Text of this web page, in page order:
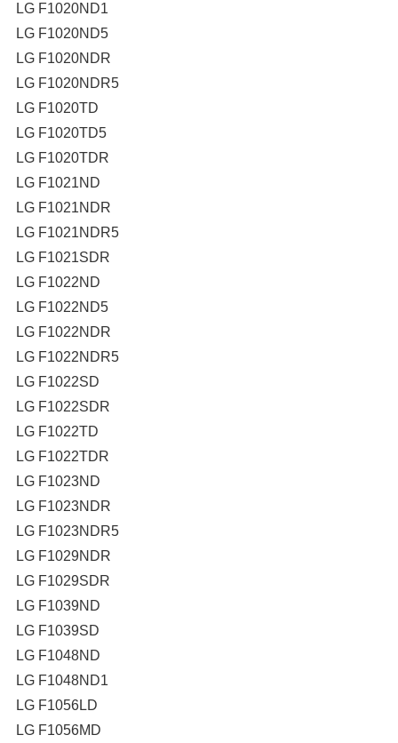
LG F1020ND1
LG F1020ND5
LG F1020NDR
LG F1020NDR5
LG F1020TD
LG F1020TD5
LG F1020TDR
LG F1021ND
LG F1021NDR
LG F1021NDR5
LG F1021SDR
LG F1022ND
LG F1022ND5
LG F1022NDR
LG F1022NDR5
LG F1022SD
LG F1022SDR
LG F1022TD
LG F1022TDR
LG F1023ND
LG F1023NDR
LG F1023NDR5
LG F1029NDR
LG F1029SDR
LG F1039ND
LG F1039SD
LG F1048ND
LG F1048ND1
LG F1056LD
LG F1056MD